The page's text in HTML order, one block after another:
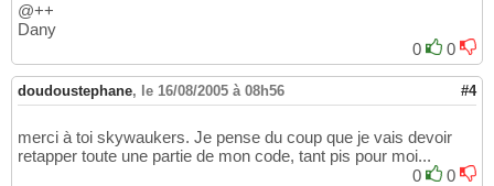
@++
Dany
0
0
doudoustephane, le 16/08/2005 à 08h56 #4
merci à toi skywaukers. Je pense du coup que je vais devoir
retapper toute une partie de mon code, tant pis pour moi...
0
0